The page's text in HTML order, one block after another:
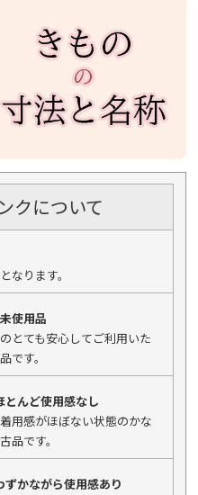
クについて
なります。
使用品
とても安心してご利用いた
です。
とんど使用感なし
用感がほぼない状態のかな
品です。
ずかながら使用感あり